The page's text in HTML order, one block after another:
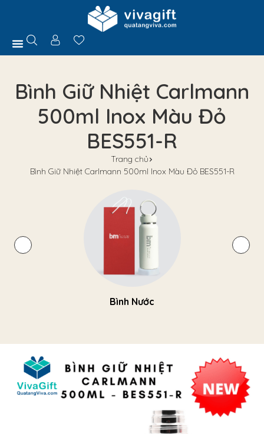
Bình Giữ Nhiệt Carlmann
500ml Inox Màu Đỏ
BES551-R
Trang chủ
Bình Giữ Nhiệt Carlmann 500ml Inox Màu Đỏ BES551-R
Bình Nước